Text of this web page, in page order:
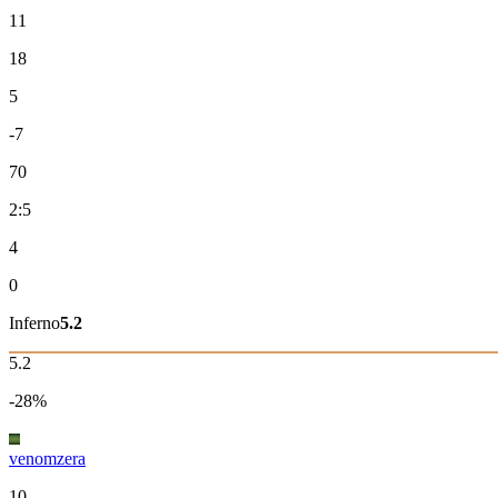
11
18
5
-7
70
2:5
4
0
Inferno5.2
5.2
-28%
venomzera